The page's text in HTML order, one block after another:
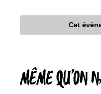
Cet
MÊME QU’ON